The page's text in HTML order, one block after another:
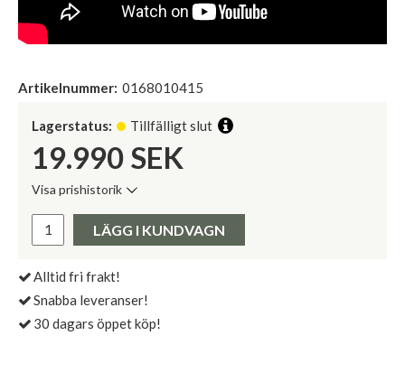
Artikelnummer: 0168010415
Lagerstatus: Tillfälligt slut
19.990 SEK
Visa prishistorik
Pris:
LÄGG I KUNDVAGN
Alltid fri frakt!
Snabba leveranser!
30 dagars öppet köp!